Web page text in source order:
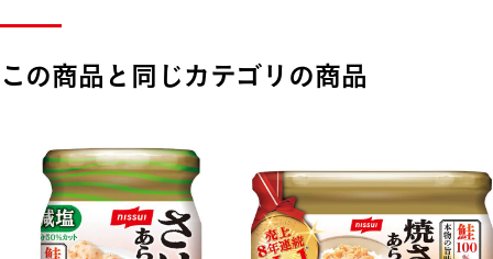
この商品と同じカテゴリの商品